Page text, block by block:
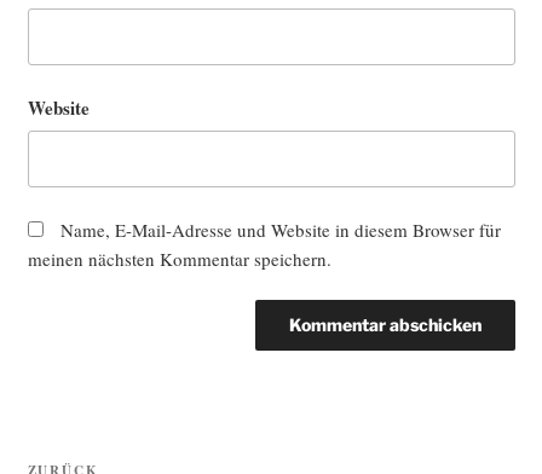
Website
Name, E-Mail-Adresse und Website in diesem Browser für
meinen nächsten Kommentar speichern.
Beitragsnavigation